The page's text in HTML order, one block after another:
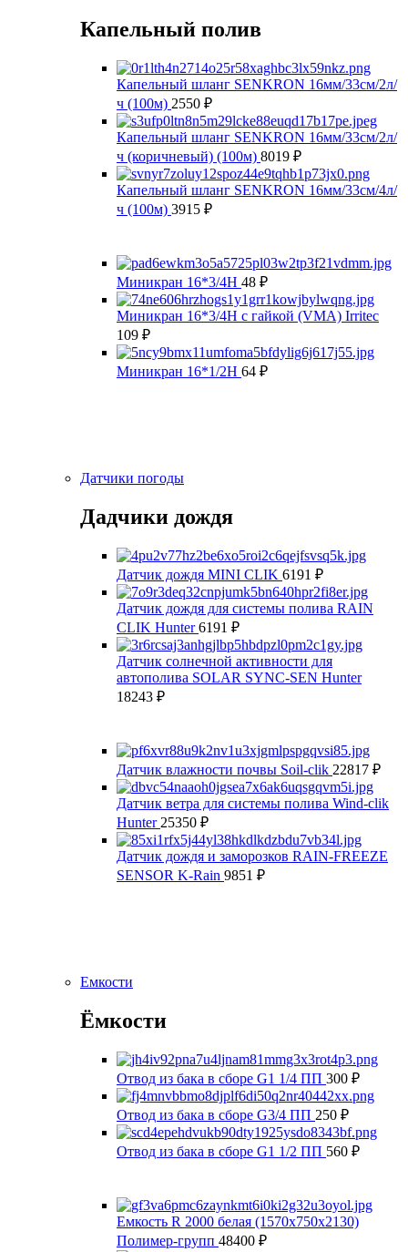
Капельный полив
Капельный шланг SENKRON 16мм/33см/2л/
ч (100м) 2550 ₽
Капельный шланг SENKRON 16мм/33см/2л/
ч (коричневый) (100м) 8019 ₽
Капельный шланг SENKRON 16мм/33см/4л/
ч (100м) 3915 ₽
Миникран 16*3/4Н 48 ₽
Миникран 16*3/4Н с гайкой (VMA) Irritec
109 ₽
Миникран 16*1/2Н 64 ₽
Датчики погоды
Дадчики дождя
Датчик дождя MINI CLIK 6191 ₽
Датчик дождя для системы полива RAIN
CLIK Hunter6191 ₽
Датчик солнечной активности для
автополива SOLAR SYNC-SEN Hunter
18243 ₽
Датчик влажности почвы Soil-clik 22817 ₽
Датчик ветра для системы полива Wind-clik
Hunter 25350 ₽
Датчик дождя и заморозков RAIN-FREEZE
SENSOR K-Rain 9851 ₽
Емкости
Ёмкости
Отвод из бака в сборе G1 1/4 ПП 300 ₽
Отвод из бака в сборе G3/4 ПП 250 ₽
Отвод из бака в сборе G1 1/2 ПП 560 ₽
Емкость R 2000 белая (1570x750x2130)
Полимер-групп 48400 ₽